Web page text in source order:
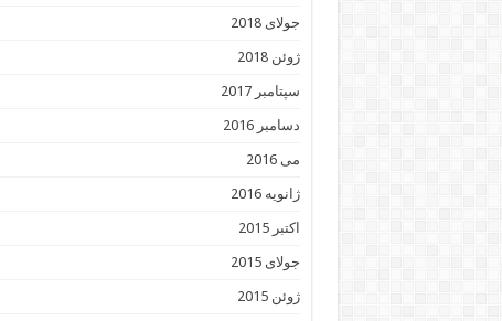
جولای 2018
ژوئن 2018
سپتامبر 2017
دسامبر 2016
می 2016
ژانویه 2016
اکتبر 2015
جولای 2015
ژوئن 2015